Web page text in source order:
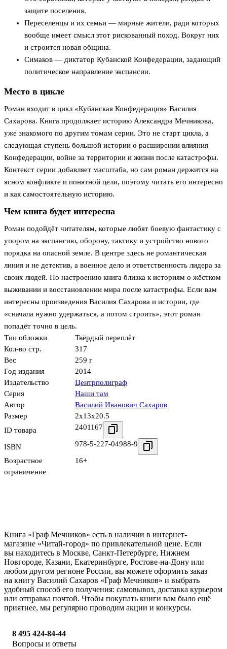
защите поселения.
Переселенцы и их семьи — мирные жители, ради которых
вообще имеет смысл этот рискованный поход. Вокруг них
и строится новая община.
Симаков — диктатор Кубанской Конфедерации, задающий
политическое направление экспансии.
Место в цикле
Роман входит в цикл «Кубанская Конфедерация» Василия
Сахарова. Книга продолжает историю Александра Мечникова,
уже знакомого по другим томам серии. Это не старт цикла, а
следующая ступень большой истории о расширении влияния
Конфедерации, войне за территории и жизни после катастрофы.
Контекст серии добавляет масштаба, но сам роман держится на
ясном конфликте и понятной цели, поэтому читать его интересно
и как самостоятельную историю.
Чем книга будет интересна
Роман подойдёт читателям, которые любят боевую фантастику с
упором на экспансию, оборону, тактику и устройство нового
порядка на опасной земле. В центре здесь не романтическая
линия и не детектив, а военное дело и ответственность лидера за
своих людей. По настроению книга близка к историям о жёстком
выживании и восстановлении мира после катастрофы. Если вам
интересны произведения Василия Сахарова и истории, где
«сначала нужно удержаться, а потом строить», этот роман
попадёт точно в цель.
Тип обложки
Твёрдый переплёт
Кол-во стр.
317
Вес
259 г
Год издания
2014
Издательство
Центрполиграф
Серия
Наши там
Автор
Василий Иванович Сахаров
Размер
2x13x20.5
ID товара
2401167
ISBN 978-5-227-04988-9
Возрастное
ограничение
16+
Книга «Граф Мечников» есть в наличии в интернет-
магазине «Читай-город» по привлекательной цене. Если
вы находитесь в Москве, Санкт-Петербурге, Нижнем
Новгороде, Казани, Екатеринбурге, Ростове-на-Дону или
любом другом регионе России, вы можете оформить заказ
на книгу Василий Сахаров «Граф Мечников» и выбрать
удобный способ его получения: самовывоз, доставка курьером
или отправка почтой. Чтобы покупать книги вам было ещё
приятнее, мы регулярно проводим акции и конкурсы.
8 495 424-84-44
Вопросы и ответы